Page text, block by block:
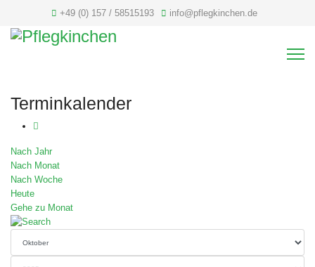
+49 (0) 157 / 58515193 info@pflegkinchen.de
Terminkalender
Nach Jahr
Nach Monat
Nach Woche
Heute
Gehe zu Monat